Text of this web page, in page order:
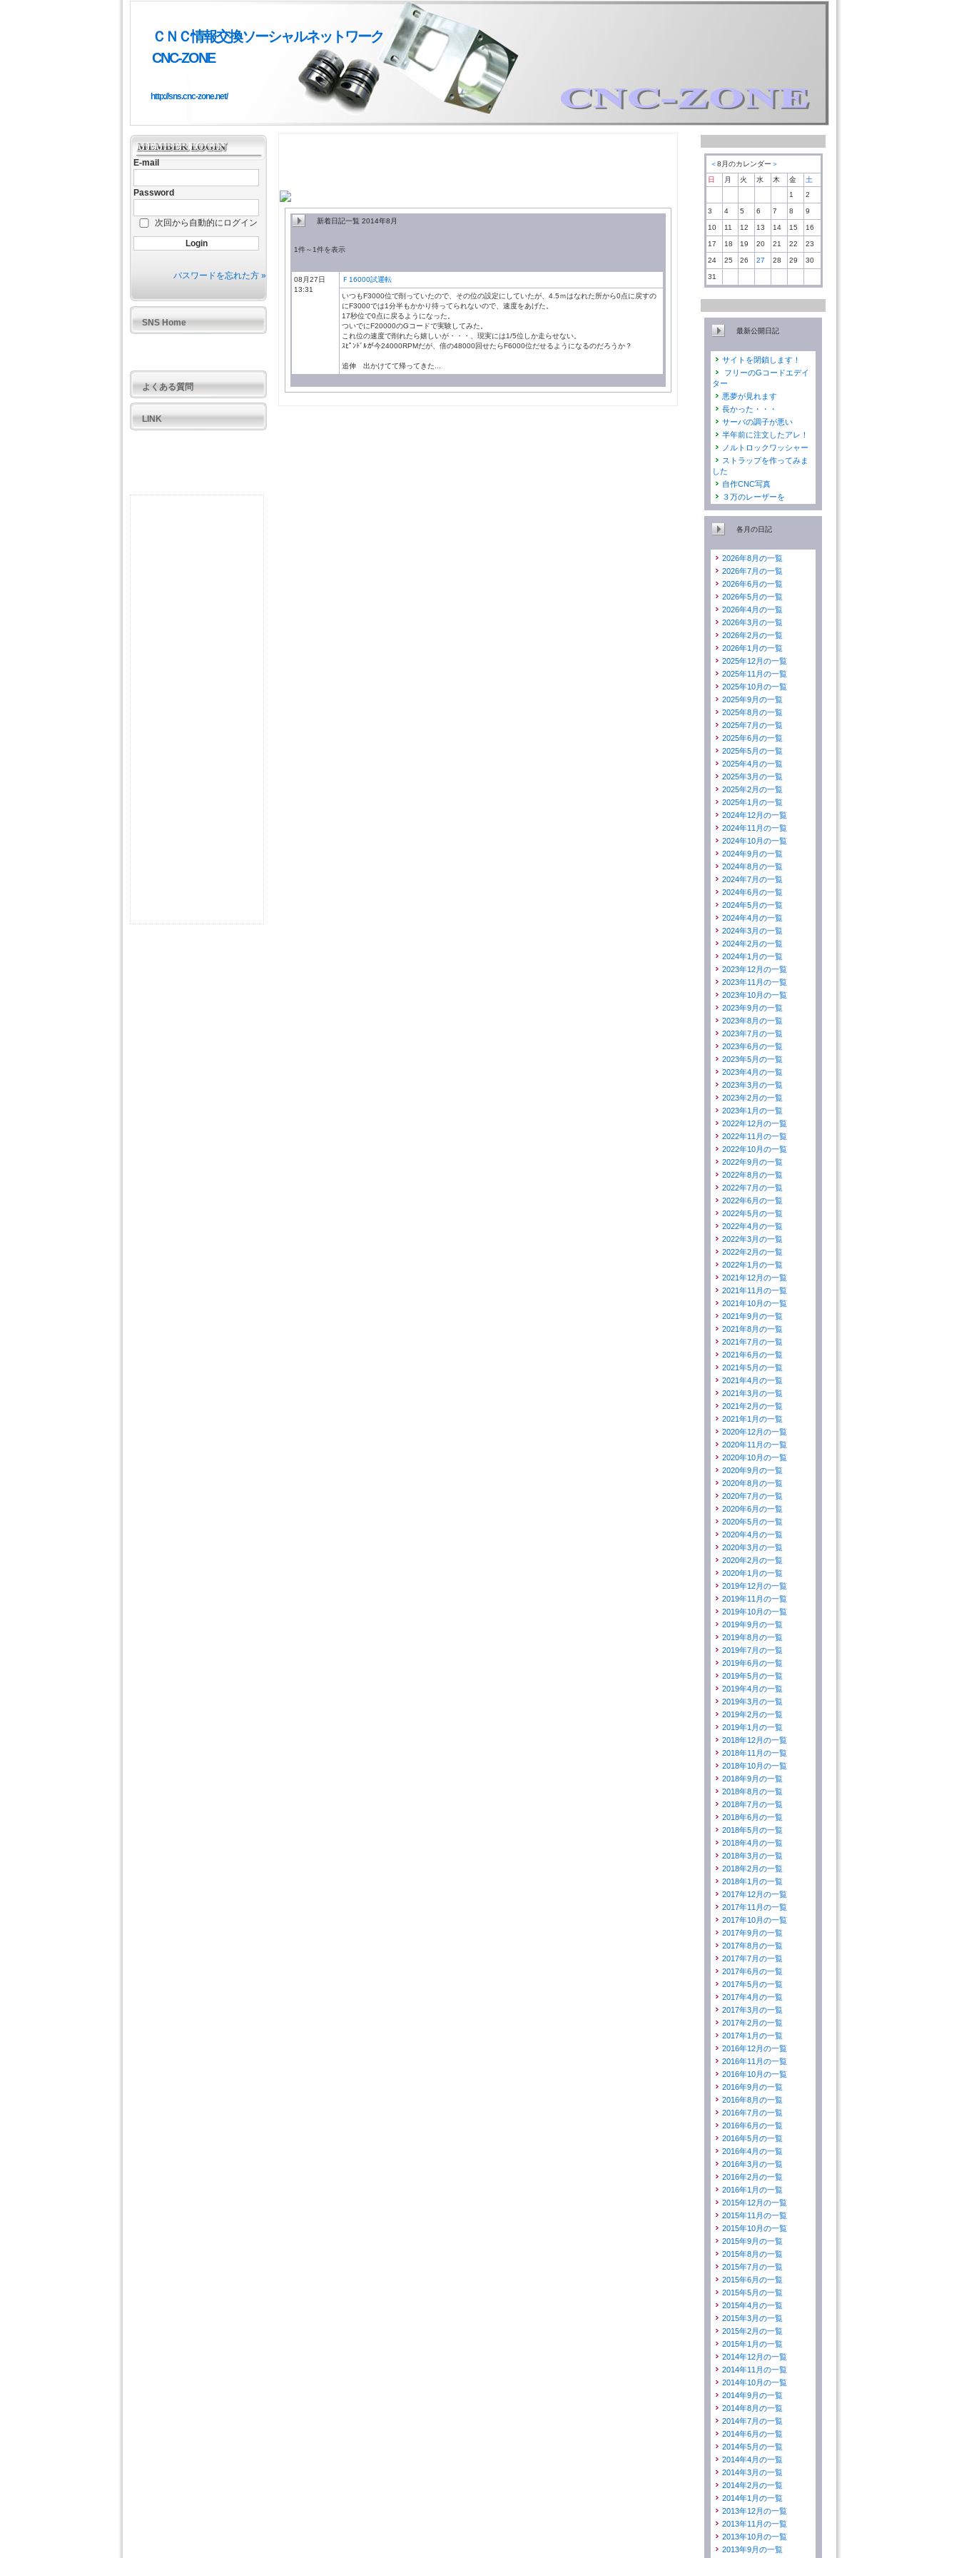
ＣＮＣ情報交換ソーシャルネットワーク
CNC-ZONE
http://sns.cnc-zone.net/
E-mail
Password
次回から自動的にログイン
パスワードを忘れた方 »
SNS Home
よくある質問
LINK
新着日記一覧 2014年8月
1件～1件を表示
08月27日
13:31
Ｆ16000試運転
いつもF3000位で削っていたので、その位の設定にしていたが、4.5ｍはなれた所から0点に戻すの
にF3000では1分半もかかり待ってられないので、速度をあげた。
17秒位で0点に戻るようになった。
ついでにF20000のGコードで実験してみた。
これ位の速度で削れたら嬉しいが・・・、現実には1/5位しか走らせない。
ｽﾋﾟﾝﾄﾞﾙが今24000RPMだが、倍の48000回せたらF6000位だせるようになるのだろうか？
追伸 出かけてて帰ってきた...
＜8月のカレンダー ＞
日
月 火 水 木 金
土
1
2
3 4 5 6 7 8 9
10 11 12 13 14 15 16
17 18 19 20 21 22 23
24 25 26 27 28 29 30
31
最新公開日記
サイトを閉鎖します！
フリーのGコードエデイ
ター
悪夢が見れます
長かった・・・
サーバの調子が悪い
半年前に注文したアレ！
ノルトロックワッシャー
ストラップを作ってみま
した
自作CNC写真
３万のレーザーを
各月の日記
2026年8月の一覧
2026年7月の一覧
2026年6月の一覧
2026年5月の一覧
2026年4月の一覧
2026年3月の一覧
2026年2月の一覧
2026年1月の一覧
2025年12月の一覧
2025年11月の一覧
2025年10月の一覧
2025年9月の一覧
2025年8月の一覧
2025年7月の一覧
2025年6月の一覧
2025年5月の一覧
2025年4月の一覧
2025年3月の一覧
2025年2月の一覧
2025年1月の一覧
2024年12月の一覧
2024年11月の一覧
2024年10月の一覧
2024年9月の一覧
2024年8月の一覧
2024年7月の一覧
2024年6月の一覧
2024年5月の一覧
2024年4月の一覧
2024年3月の一覧
2024年2月の一覧
2024年1月の一覧
2023年12月の一覧
2023年11月の一覧
2023年10月の一覧
2023年9月の一覧
2023年8月の一覧
2023年7月の一覧
2023年6月の一覧
2023年5月の一覧
2023年4月の一覧
2023年3月の一覧
2023年2月の一覧
2023年1月の一覧
2022年12月の一覧
2022年11月の一覧
2022年10月の一覧
2022年9月の一覧
2022年8月の一覧
2022年7月の一覧
2022年6月の一覧
2022年5月の一覧
2022年4月の一覧
2022年3月の一覧
2022年2月の一覧
2022年1月の一覧
2021年12月の一覧
2021年11月の一覧
2021年10月の一覧
2021年9月の一覧
2021年8月の一覧
2021年7月の一覧
2021年6月の一覧
2021年5月の一覧
2021年4月の一覧
2021年3月の一覧
2021年2月の一覧
2021年1月の一覧
2020年12月の一覧
2020年11月の一覧
2020年10月の一覧
2020年9月の一覧
2020年8月の一覧
2020年7月の一覧
2020年6月の一覧
2020年5月の一覧
2020年4月の一覧
2020年3月の一覧
2020年2月の一覧
2020年1月の一覧
2019年12月の一覧
2019年11月の一覧
2019年10月の一覧
2019年9月の一覧
2019年8月の一覧
2019年7月の一覧
2019年6月の一覧
2019年5月の一覧
2019年4月の一覧
2019年3月の一覧
2019年2月の一覧
2019年1月の一覧
2018年12月の一覧
2018年11月の一覧
2018年10月の一覧
2018年9月の一覧
2018年8月の一覧
2018年7月の一覧
2018年6月の一覧
2018年5月の一覧
2018年4月の一覧
2018年3月の一覧
2018年2月の一覧
2018年1月の一覧
2017年12月の一覧
2017年11月の一覧
2017年10月の一覧
2017年9月の一覧
2017年8月の一覧
2017年7月の一覧
2017年6月の一覧
2017年5月の一覧
2017年4月の一覧
2017年3月の一覧
2017年2月の一覧
2017年1月の一覧
2016年12月の一覧
2016年11月の一覧
2016年10月の一覧
2016年9月の一覧
2016年8月の一覧
2016年7月の一覧
2016年6月の一覧
2016年5月の一覧
2016年4月の一覧
2016年3月の一覧
2016年2月の一覧
2016年1月の一覧
2015年12月の一覧
2015年11月の一覧
2015年10月の一覧
2015年9月の一覧
2015年8月の一覧
2015年7月の一覧
2015年6月の一覧
2015年5月の一覧
2015年4月の一覧
2015年3月の一覧
2015年2月の一覧
2015年1月の一覧
2014年12月の一覧
2014年11月の一覧
2014年10月の一覧
2014年9月の一覧
2014年8月の一覧
2014年7月の一覧
2014年6月の一覧
2014年5月の一覧
2014年4月の一覧
2014年3月の一覧
2014年2月の一覧
2014年1月の一覧
2013年12月の一覧
2013年11月の一覧
2013年10月の一覧
2013年9月の一覧